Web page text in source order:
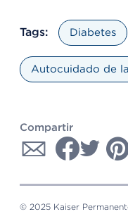
Tags: Diabetes
Autocuidado de
Compartir
© 2025 Kaiser